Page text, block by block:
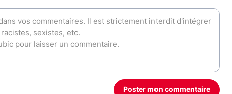
Poster mon commentaire